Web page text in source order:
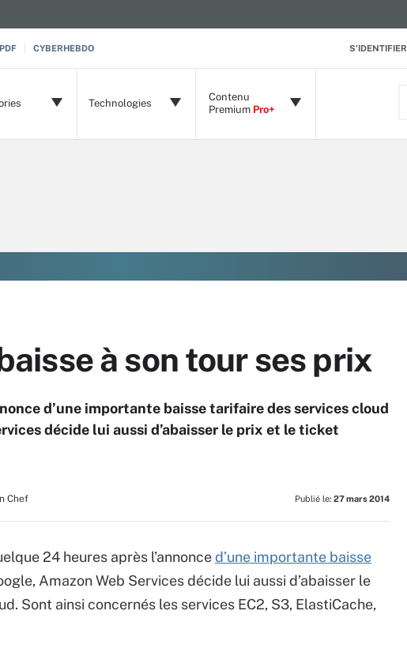
S'IDENTIFIER
CYBERHEBDO
Technologies
Contenu
Premium Pro+
à son tour ses prix
d’une importante baisse tarifaire des services cloud
décide lui aussi d’abaisser le prix et le ticket
Chef Publié le: 27 mars 2014
24 heures après l’annonced’une importante baisse
Amazon Web Services décide lui aussi d’abaisser le
Sont ainsi concernés les services EC2, S3, ElastiCache,